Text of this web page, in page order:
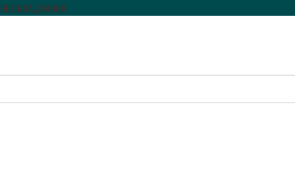
ОБЛАДНАННЯ